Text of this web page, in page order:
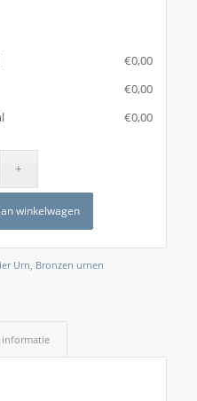
€‎0,00
€‎0,00
€‎0,00
winkelwagen
Urn Bronzen urnen